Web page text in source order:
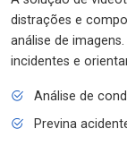
distrações e
análise de
incidentes e
Análise de
Previna